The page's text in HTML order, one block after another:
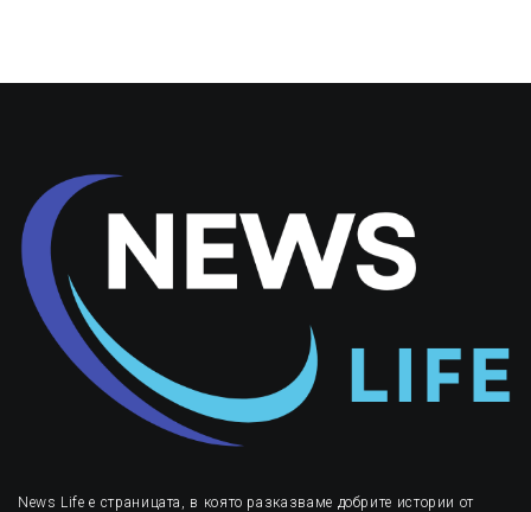
News Life е страницата, в която разказваме добрите истории от